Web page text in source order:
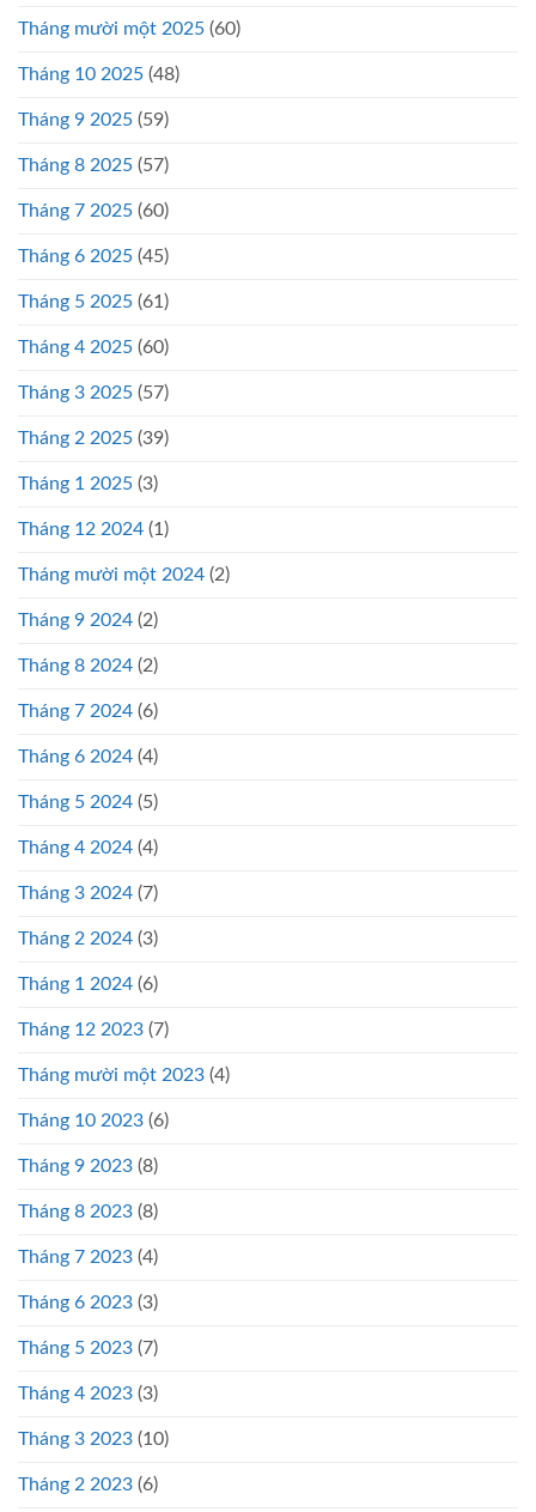
Tháng mười một 2025 (60)
Tháng 10 2025 (48)
Tháng 9 2025 (59)
Tháng 8 2025 (57)
Tháng 7 2025 (60)
Tháng 6 2025 (45)
Tháng 5 2025 (61)
Tháng 4 2025 (60)
Tháng 3 2025 (57)
Tháng 2 2025 (39)
Tháng 1 2025 (3)
Tháng 12 2024 (1)
Tháng mười một 2024 (2)
Tháng 9 2024 (2)
Tháng 8 2024 (2)
Tháng 7 2024 (6)
Tháng 6 2024 (4)
Tháng 5 2024 (5)
Tháng 4 2024 (4)
Tháng 3 2024 (7)
Tháng 2 2024 (3)
Tháng 1 2024 (6)
Tháng 12 2023 (7)
Tháng mười một 2023 (4)
Tháng 10 2023 (6)
Tháng 9 2023 (8)
Tháng 8 2023 (8)
Tháng 7 2023 (4)
Tháng 6 2023 (3)
Tháng 5 2023 (7)
Tháng 4 2023 (3)
Tháng 3 2023 (10)
Tháng 2 2023 (6)